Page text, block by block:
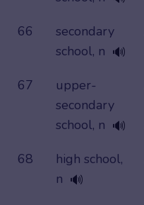
66
secondary
school, n 🔊
67
upper-
secondary
school, n 🔊
68
high school,
n 🔊